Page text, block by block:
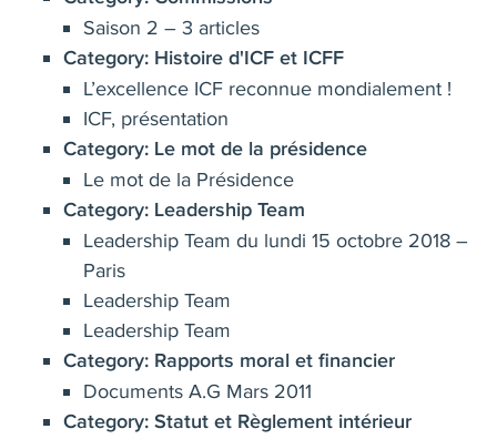
Saison 2 – 3 articles
Category: Histoire d'ICF et ICFF
L’excellence ICF reconnue mondialement !
ICF, présentation
Category: Le mot de la présidence
Le mot de la Présidence
Category: Leadership Team
Leadership Team du lundi 15 octobre 2018 –
Paris
Leadership Team
Leadership Team
Category: Rapports moral et financier
Documents A.G Mars 2011
Category: Statut et Règlement intérieur